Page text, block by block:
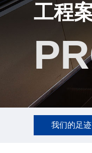
工程
我们的足迹